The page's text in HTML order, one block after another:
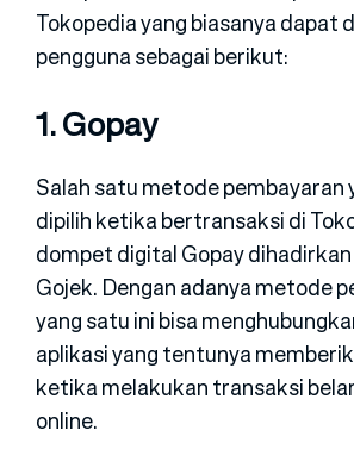
Tokopedia yang biasanya dapat
pengguna sebagai berikut:
1. Gopay
Salah satu metode pembayaran
dipilih ketika bertransaksi di
dompet digital Gopay
Gojek. Dengan adanya metode
yang satu ini bisa
aplikasi yang tentunya
ketika melakukan transaksi
online.